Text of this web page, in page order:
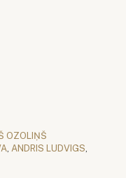
OZOLIŅŠ
ANDRIS LUDVIGS